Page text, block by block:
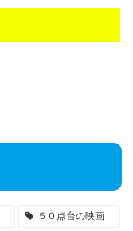
５０点台の映画